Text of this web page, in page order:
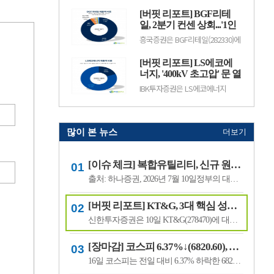
따라 주가 변동성이 나타날 수 있
다.이어 BGF리테일(282330, 15만
3100원, ▲1만9600, 1...
(12.50%) 오른 882원에 거래 중이
다.랩지노믹스는 분자진단 및 유전
체 분석 서비스를 제공하는 기업으
로, 진단키트와 임상 유전체 검사
등을 주요 사업으로 영위하고 있
수급 변화에 따라 주가 변동성이
나타날 수 있다.이어 폴라리스
AI(039980, 6...
[버핏 리포트] BGF리테
일, 2분기 컨센 상회...'1인
가구 증가' '방한 외국인
소비 확대' 구조적 수혜 전
망 - 흥국
흥국증권은 BGF리테일(282330)에
대해 1~2인 가구 증가와 방한 외국
인 소비 확대에 따른 구조적 수혜
가 이어질 것으로 전망하며 투자의
견 ‘매수’를 유지했다. 목표주가는
기존 18만원에서 19만원으로 상향
했다. BGF리테일의 전일 종가는
연구원은 “1~2인 가구 증가에 따
[버핏 리포트] LS에코에
너지, '400kV 초고압' 문 열
었다...2027년 본격 수혜 기
대 - IBK
IBK투자증권은 LS에코에너지
덕트를 중심으로 안정적인 실적 성
초고압 케이블이 새로운 성장동력
으로 자리 잡을 전망이라며 투자의
견 '매수'를 유지하고 목표주가 7
너지의 전일 종가는 4만5550원이
다.김태현 IBK투자증권 연구원은
"올해 2분기 .
많이 본 뉴스 더보기
[이슈 체크] 복합유틸리티, 신규 원전 최대 4기 가능성…한국전력 장기 성장 기대
[버핏 리포트] KT&G, 3대 핵심 성장 산업·신성장동력 통해 견조한 주가 기대 – 신한
[장마감] 코스피 6.37%↓(6820.60), 코스닥 4.53%↓(791.84)